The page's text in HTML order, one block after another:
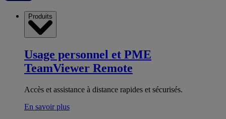
Produits
Usage personnel et PME
TeamViewer Remote
Accès et assistance à distance rapides et sécurisés.
En savoir plus